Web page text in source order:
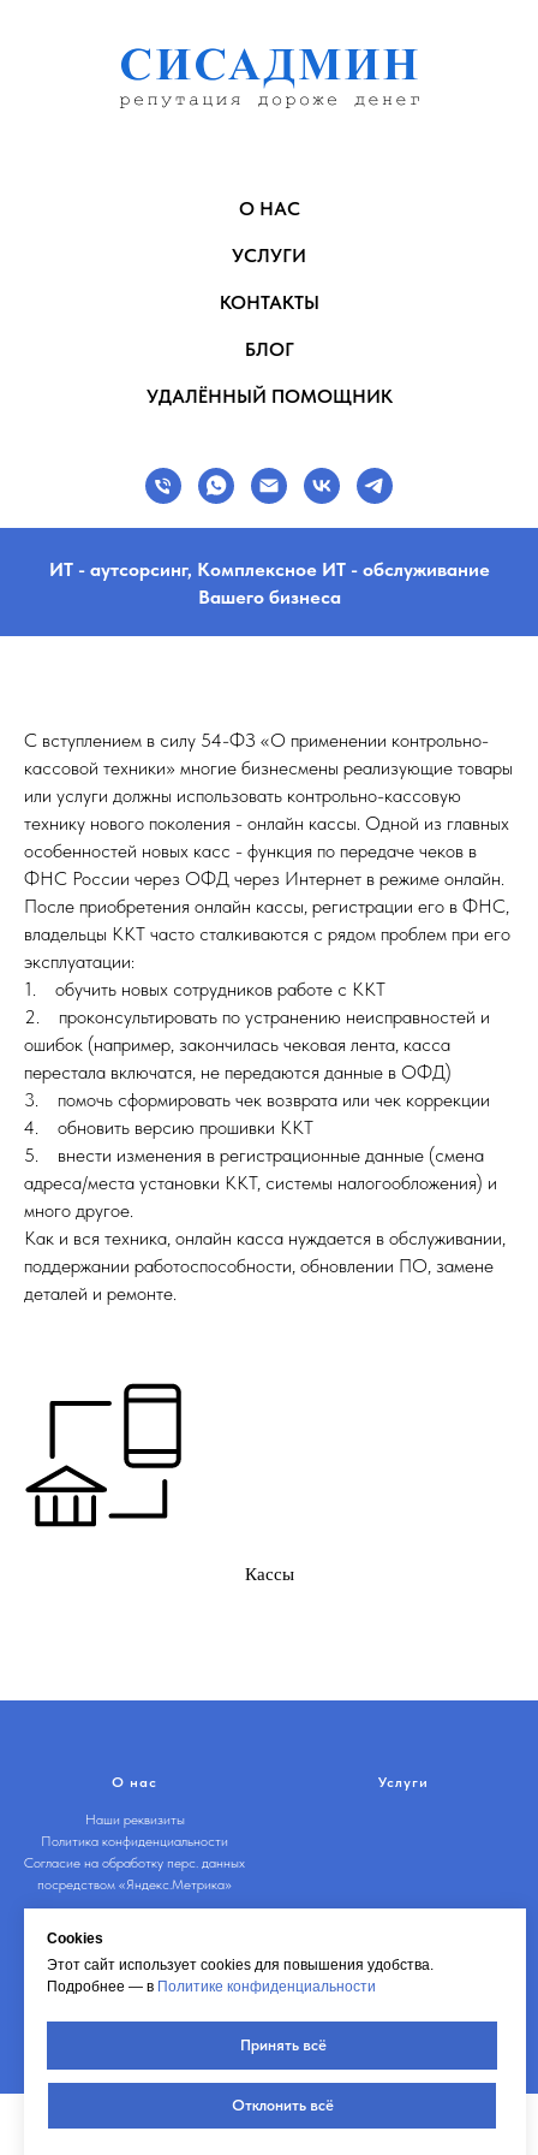
О НАС
УСЛУГИ
КОНТАКТЫ
БЛОГ
УДАЛЁННЫЙ ПОМОЩНИК
ИТ - аутсорсинг, Комплексное ИТ - обслуживание
Вашего бизнеса
С вступлением в силу 54-ФЗ «О применении контрольно-
кассовой техники» многие бизнесмены реализующие товары
или услуги должны использовать контрольно-кассовую
технику нового поколения - онлайн кассы. Одной из главных
особенностей новых касс - функция по передаче чеков в
ФНС России через ОФД через Интернет в режиме онлайн.
После приобретения онлайн кассы, регистрации его в ФНС,
владельцы ККТ часто сталкиваются с рядом проблем при его
эксплуатации:
1. обучить новых сотрудников работе с ККТ
2. проконсультировать по устранению неисправностей и
ошибок (например, закончилась чековая лента, касса
перестала включатся, не передаются данные в ОФД)
3. помочь сформировать чек возврата или чек коррекции
4. обновить версию прошивки ККТ
5. внести изменения в регистрационные данные (смена
адреса/места установки ККТ, системы налогообложения) и
много другое.
Как и вся техника, онлайн касса нуждается в обслуживании,
поддержании работоспособности, обновлении ПО, замене
деталей и ремонте.
Кассы
Cookies
Этот сайт использует cookies для повышения удобства.
Подробнее — в Политике конфиденциальности
Принять всё
Отклонить всё
О нас
Наши реквизиты
Политика конфиденциальности
Согласие на обработку перс. данных
посредством «Яндекс.Метрика»
Услуги
Контакты